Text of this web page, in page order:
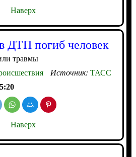
Наверх
ДТП погиб человек
травмы
Источник: ТАСС
Наверх